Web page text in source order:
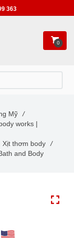
Mỹ
/
works |
Xịt thơm body
/
and Body
363
0